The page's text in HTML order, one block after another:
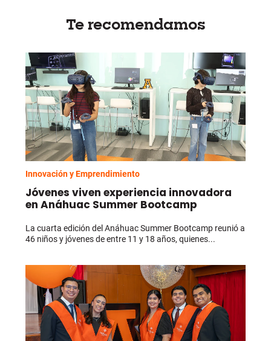
Te recomendamos
Innovación y Emprendimiento
Jóvenes viven experiencia innovadora
en Anáhuac Summer Bootcamp
La cuarta edición del Anáhuac Summer Bootcamp reunió a
46 niños y jóvenes de entre 11 y 18 años, quienes...